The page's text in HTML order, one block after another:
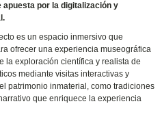
apuesta por la digitalización y
es un espacio inmersivo que
ofrecer una experiencia museográfica
la exploración científica y realista de
mediante visitas interactivas y
patrimonio inmaterial, como tradiciones
que enriquece la experiencia